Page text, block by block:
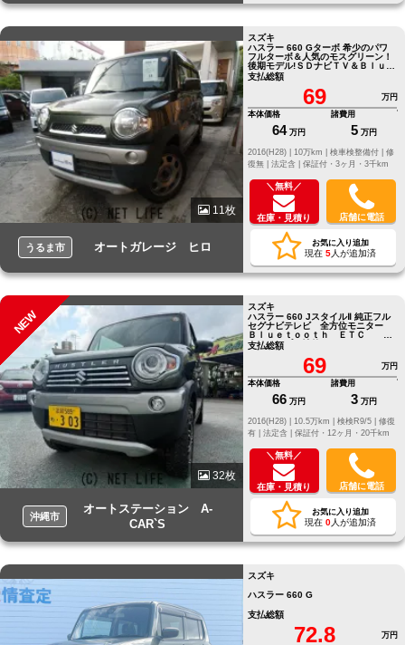
11枚
うるま市 オートガレージ ヒロ
スズキ
ハスラー 660 Gターボ 希少のパワ
フルターボ＆人気のモスグリーン！
後期モデル!ＳＤナビＴＶ＆Ｂｌｕｅ
ｔｏｏｔｈオーディオ！
支払総額
69
万円
本体価格
64 万円
諸費用
5 万円
修
復無 | 法定含 | 保証付・3ヶ月・3千km
＼無料／
在庫・見積り 店舗に電話
お気に入り追加
現在 5人が追加済
NEW
32枚
沖縄市
オートステーション A-
CAR`S
スズキ
ハスラー 660 JスタイルⅡ 純正フル
セグナビテレビ 全方位モニター
Ｂｌｕｅｔｏｏｔｈ ＥＴＣ リ
フトアップ 社外アルミ
支払総額
69
万円
本体価格
66 万円
諸費用
3 万円
修復
有 | 法定含 | 保証付・12ヶ月・20千km
＼無料／
在庫・見積り 店舗に電話
お気に入り追加
現在 0人が追加済
スズキ
ハスラー 660 G
支払総額
72.8 万円